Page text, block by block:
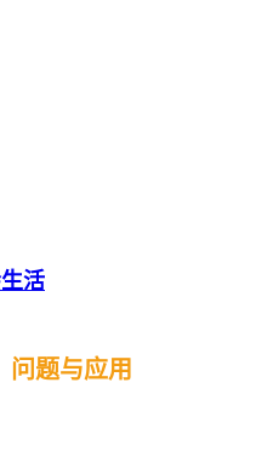
活
问题与应用